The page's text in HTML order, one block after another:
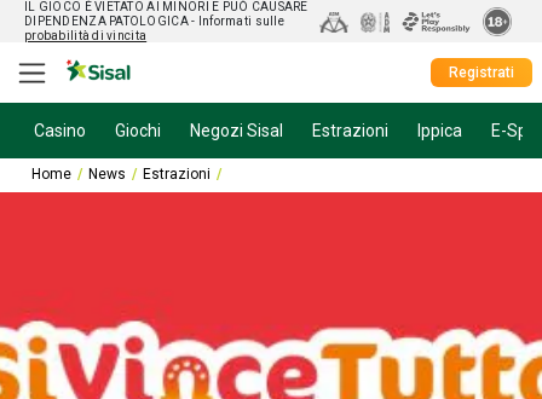
IL GIOCO È VIETATO AI MINORI E PUÒ CAUSARE
DIPENDENZA PATOLOGICA - Informati sulle
probabilità di vincita
Registrati
Casino Giochi Negozi Sisal Estrazioni Ippica E-
Home News Estrazioni